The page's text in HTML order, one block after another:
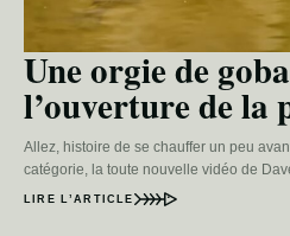
Une orgie de
l’ouverture de la
Allez, histoire de se chauffer un peu
catégorie, la toute nouvelle vidéo de
LIRE L’ARTICLE